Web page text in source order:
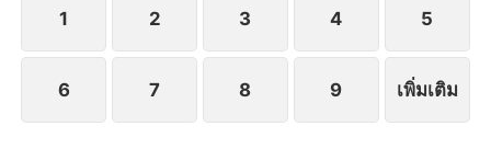
ความ...
1 2 3 4 5
6 7 8 9 เพิ่มเติม